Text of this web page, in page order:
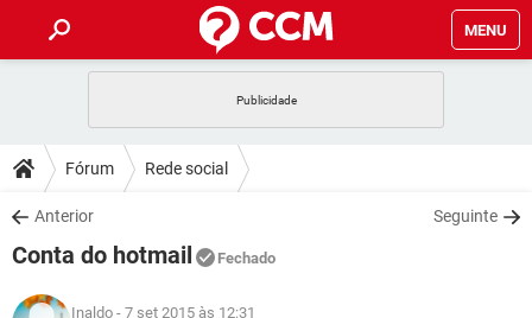
MENU
CELULAR
OUTLOOK
INSTAGRAM
GUIA DE COMPRAS
DICAS
JOGOS
DOWNLOADS
JOGOS
CELULAR
Fórum Rede social
Anterior Seguinte
Conta do hotmail Fechado
Inaldo - 7 set 2015 às 12:31